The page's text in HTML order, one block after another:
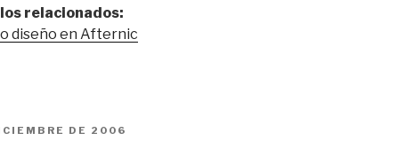
relacionados:
diseño en Afternic
DE 2006